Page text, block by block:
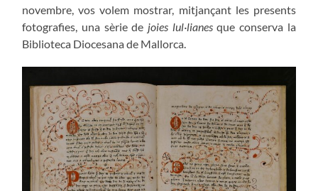
novembre, vos volem mostrar, mitjançant les presents
fotografies, una sèrie de joies lul·lianesque conserva la
Biblioteca Diocesana de Mallorca.